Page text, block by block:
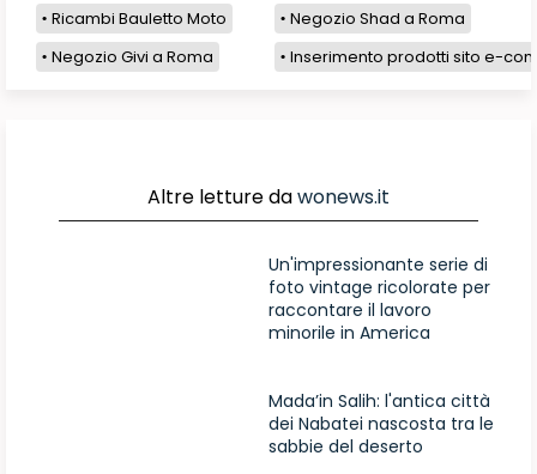
Ricambi Bauletto Moto
Negozio Shad a Roma
Negozio Givi a Roma
Inserimento prodotti sito e-
Altre letture dawonews.it
Un'impressionante serie di
foto vintage ricolorate per
raccontare il lavoro
minorile in America
Mada’in Salih: l'antica città
dei Nabatei nascosta tra le
sabbie del deserto